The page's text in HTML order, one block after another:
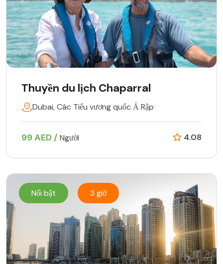
Thuyền du lịch Chaparral
Dubai, Các Tiểu vương quốc Ả Rập
99 AED / Người 4.08
Nổi bật 3 giờ